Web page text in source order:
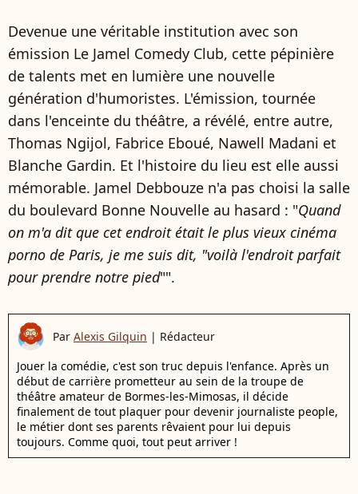
Devenue une véritable institution avec son
émission Le Jamel Comedy Club, cette pépinière
de talents met en lumière une nouvelle
génération d'humoristes. L'émission, tournée
dans l'enceinte du théâtre, a révélé, entre autre,
Thomas Ngijol, Fabrice Eboué, Nawell Madani et
Blanche Gardin. Et l'histoire du lieu est elle aussi
mémorable. Jamel Debbouze n'a pas choisi la salle
du boulevard Bonne Nouvelle au hasard : "Quand
on m'a dit que cet endroit était le plus vieux cinéma
porno de Paris, je me suis dit, "voilà l'endroit parfait
pour prendre notre pied"".
Par Alexis Gilquin | Rédacteur
Jouer la comédie, c'est son truc depuis l'enfance. Après un
début de carrière prometteur au sein de la troupe de
théâtre amateur de Bormes-les-Mimosas, il décide
finalement de tout plaquer pour devenir journaliste people,
le métier dont ses parents rêvaient pour lui depuis
toujours. Comme quoi, tout peut arriver !